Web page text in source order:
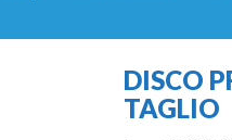
DISCO
TAGLIO